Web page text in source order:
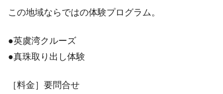
この地域ならではの体験プログラム。
●英虞湾クルーズ
●真珠取り出し体験
［料金］要問合せ